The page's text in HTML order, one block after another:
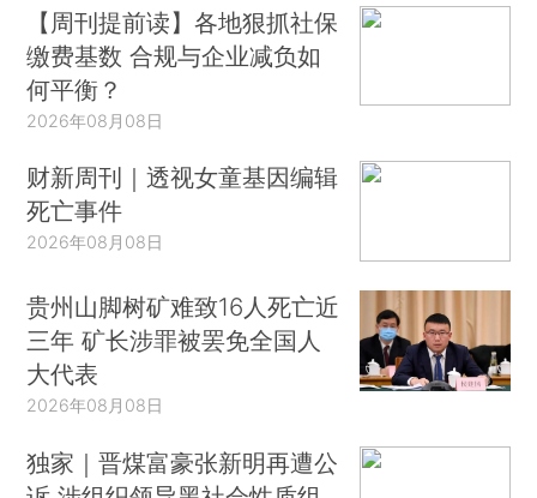
【周刊提前读】各地狠抓社保
缴费基数 合规与企业减负如
何平衡？
2026年08月08日
财新周刊｜透视女童基因编辑
死亡事件
2026年08月08日
贵州山脚树矿难致16人死亡近
三年 矿长涉罪被罢免全国人
大代表
2026年08月08日
独家｜晋煤富豪张新明再遭公